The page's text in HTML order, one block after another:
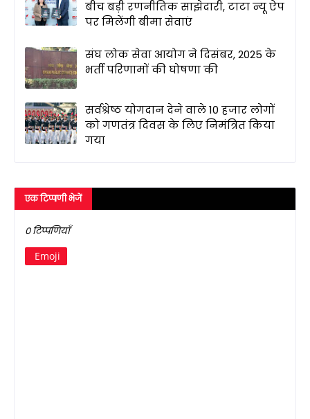
बीच बड़ी रणनीतिक साझेदारी, टाटा न्यू ऐप
पर मिलेंगी बीमा सेवाएं
संघ लोक सेवा आयोग ने दिसंबर, 2025 के
भर्ती परिणामों की घोषणा की
सर्वश्रेष्ठ योगदान देने वाले 10 हजार लोगों
को गणतंत्र दिवस के लिए निमंत्रित किया
गया
एक टिप्पणी भेजें
0 टिप्पणियाँ
Emoji